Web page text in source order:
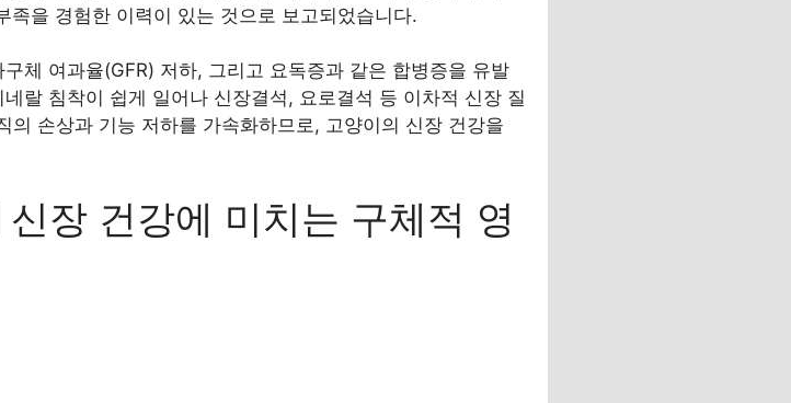
을 경험한 이력이 있는 것으로 보고되었습니다.
체 여과율(GFR) 저하, 그리고 요독증과 같은 합병증을 유발
랄 침착이 쉽게 일어나 신장결석, 요로결석 등 이차적 신장 질
손상과 기능 저하를 가속화하므로, 고양이의 신장 건강을
장 건강에 미치는 구체적 영